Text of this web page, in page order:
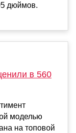
дюймов.
в 560
моделью
на топовой